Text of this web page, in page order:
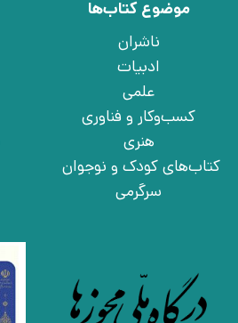
موضوع کتاب‌ها
ناشران
ادبیات
علمی
کسب‌وکار و فناوری
هنری
کتاب‌های کودک و نوجوان
سرگرمی